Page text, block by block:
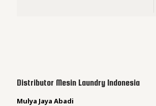
Distributor Mesin Laundry Indonesia
Mulya Jaya Abadi